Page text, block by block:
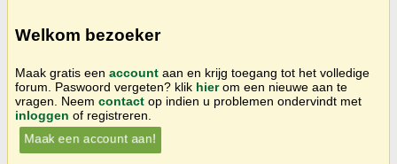
Welkom bezoeker
Maak gratis een account aan en krijg toegang tot het volledige
forum. Paswoord vergeten? klik hierom een nieuwe aan te
vragen. Neem contact op indien u problemen ondervindt met
inloggen of registreren.
Maak een account aan!